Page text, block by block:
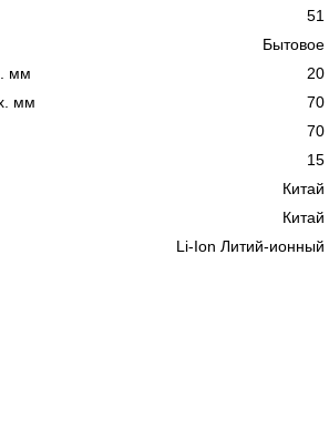
51
Бытовое
мм
20
мм
70
70
15
Китай
Китай
Li-Ion Литий-ионный